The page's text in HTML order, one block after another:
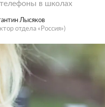
в школах
Лысяков
отдела «Россия»)